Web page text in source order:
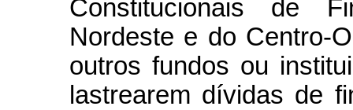
Constitucionais de
Nordeste e do Centro-
outros fundos ou
lastrearem dívidas de